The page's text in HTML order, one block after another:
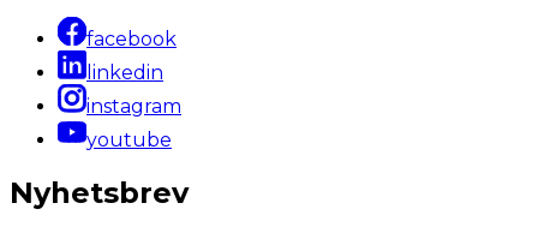
facebook
linkedin
instagram
youtube
Nyhetsbrev